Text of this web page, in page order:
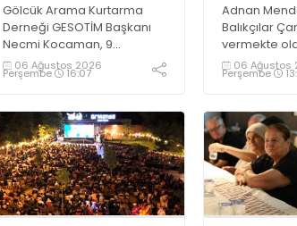
Gölcük Arama Kurtarma
Derneği GESOTİM Başkanı
Necmi Kocaman, 9
Ağustos’ta gerçekleşecek
sınavın ardından 4. Akredite
tamamlayacaklarını ifade
ederek açıklamalarda
bulundu. Kocaman,
“Gölcük’te ve Kocaeli
genelinde ses getirecek
projelerimizi tek tek hayata
geçireceğiz” dedi
06 Ağustos 2026
Perşembe 16:07
Adnan
Balıkçılar
vermekte
restoranının
tezgahlarda
“Yıl
taze balık
oluyor” dedi
06 Ağustos
Perşembe